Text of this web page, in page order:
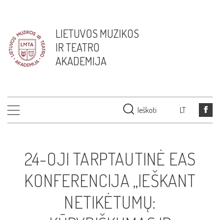
LIETUVOS MUZIKOS
IR TEATRO
AKADEMIJA
Ieškoti LT
24-OJI TARPTAUTINĖ EAS
KONFERENCIJA „IEŠKANT
NETIKĖTUMŲ: